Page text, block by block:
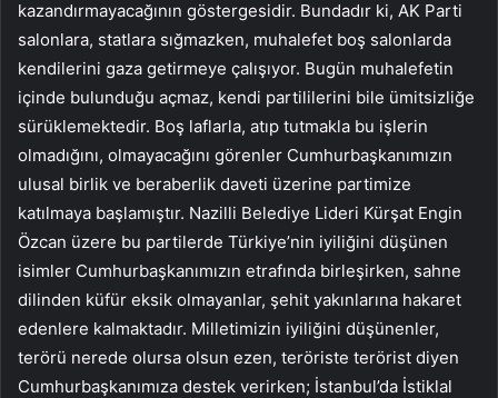
kazandırmayacağının göstergesidir. Bundadır ki, AK Parti
salonlara, statlara sığmazken, muhalefet boş salonlarda
kendilerini gaza getirmeye çalışıyor. Bugün muhalefetin
içinde bulunduğu açmaz, kendi partililerini bile ümitsizliğe
sürüklemektedir. Boş laflarla, atıp tutmakla bu işlerin
olmadığını, olmayacağını görenler Cumhurbaşkanımızın
ulusal birlik ve beraberlik daveti üzerine partimize
katılmaya başlamıştır. Nazilli Belediye Lideri Kürşat Engin
Özcan üzere bu partilerde Türkiye’nin iyiliğini düşünen
isimler Cumhurbaşkanımızın etrafında birleşirken, sahne
dilinden küfür eksik olmayanlar, şehit yakınlarına hakaret
edenlere kalmaktadır. Milletimizin iyiliğini düşünenler,
terörü nerede olursa olsun ezen, teröriste terörist diyen
Cumhurbaşkanımıza destek verirken; İstanbul’da İstiklal